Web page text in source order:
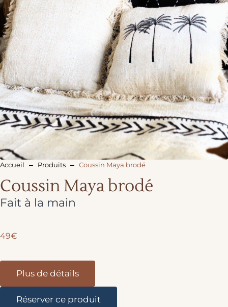
Accueil Produits Coussin Maya brodé
Coussin Maya brodé
Fait à la main
49€
Plus de détails
Réserver ce produit